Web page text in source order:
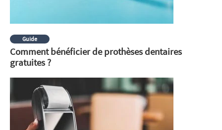
Guide
Comment bénéficier de prothèses dentaires
gratuites ?